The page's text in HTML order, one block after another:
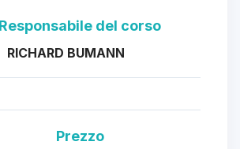
Responsabile del corso
RICHARD BUMANN
Prezzo